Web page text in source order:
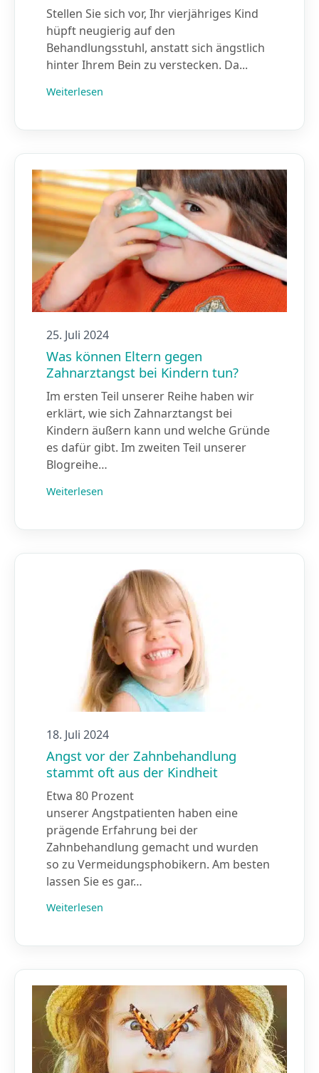
Stellen Sie sich vor, Ihr vierjähriges Kind
hüpft neugierig auf den
Behandlungsstuhl, anstatt sich ängstlich
hinter Ihrem Bein zu verstecken. Da...
Weiterlesen
25. Juli 2024
Was können Eltern gegen
Zahnarztangst bei Kindern tun?
Im ersten Teil unserer Reihe haben wir
erklärt, wie sich Zahnarztangst bei
Kindern äußern kann und welche Gründe
es dafür gibt. Im zweiten Teil unserer
Blogreihe…
Weiterlesen
18. Juli 2024
Angst vor der Zahnbehandlung
stammt oft aus der Kindheit
Etwa 80 Prozent
unserer Angstpatienten haben eine
prägende Erfahrung bei der
Zahnbehandlung gemacht und wurden
so zu Vermeidungsphobikern. Am besten
lassen Sie es gar…
Weiterlesen